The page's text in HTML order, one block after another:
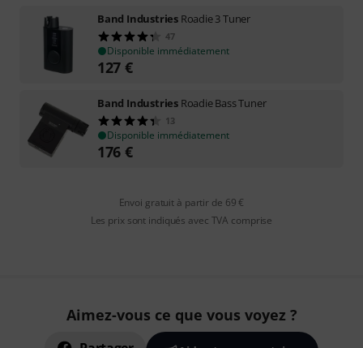
Band Industries Roadie 3 Tuner
47
Disponible immédiatement
127 €
Band Industries Roadie Bass Tuner
13
Disponible immédiatement
176 €
Envoi gratuit à partir de 69 €
Les prix sont indiqués avec TVA comprise
Aimez-vous ce que vous voyez ?